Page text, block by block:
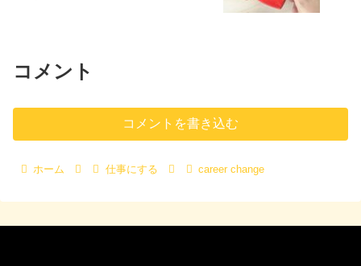
コメント
コメントを書き込む
ホーム 仕事にする career change